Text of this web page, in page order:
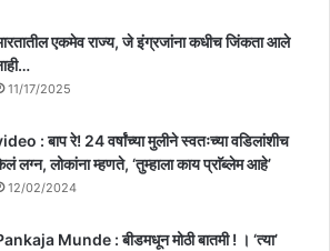
एकमेव राज्य, जे इंग्रजांना कधीच जिंकता आले
11/17/2025
: बाप रे! 24 वर्षांच्या मुलीने स्वतःच्या वडिलांशीच
लग्न, लोकांना म्हणते, ‘तुम्हाला काय प्राॅब्लेम आहे’
12/02/2024
Munde : बीडमधून मोठी बातमी ! । ‘त्या’